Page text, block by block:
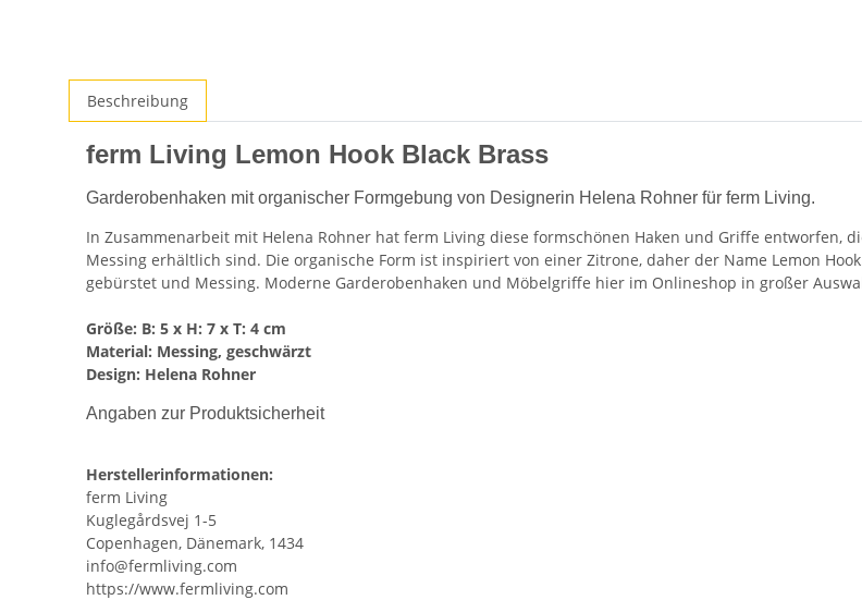
Beschreibung
ferm Living Lemon Hook Black Brass
Garderobenhaken mit organischer Formgebung von Designerin Helena Rohner für ferm Living.
In Zusammenarbeit mit Helena Rohner hat ferm Living diese formschönen Haken und Griffe entworfen,
Messing erhältlich sind. Die organische Form ist inspiriert von einer Zitrone, daher der Name Lemon
gebürstet und Messing. Moderne Garderobenhaken und Möbelgriffe hier im Onlineshop in großer
Größe: B: 5 x H: 7 x T: 4 cm
Material: Messing, geschwärzt
Design: Helena Rohner
Angaben zur Produktsicherheit
Herstellerinformationen:
ferm Living
Kuglegårdsvej 1-5
Copenhagen, Dänemark, 1434
info@fermliving.com
https://www.fermliving.com